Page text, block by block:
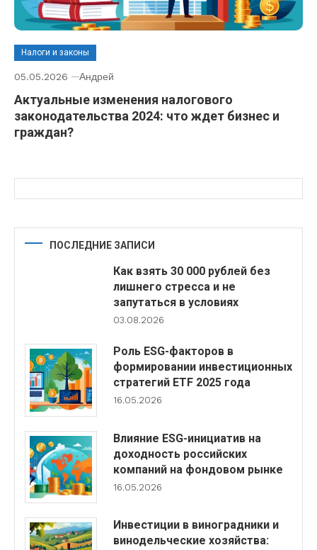
Налоги и законы
05.05.2026 Андрей
Актуальные изменения налогового
законодательства 2024: что ждет бизнес и
граждан?
ПОСЛЕДНИЕ ЗАПИСИ
Как взять 30 000 рублей без
лишнего стресса и не
запутаться в условиях
03.08.2026
Роль ESG-факторов в
формировании инвестиционных
стратегий ETF 2025 года
16.05.2026
Влияние ESG-инициатив на
доходность российских
компаний на фондовом рынке
16.05.2026
Инвестиции в виноградники и
винодельческие хозяйства: